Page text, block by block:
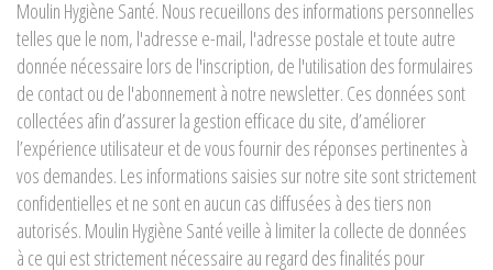
Moulin Hygiène Santé. Nous recueillons des informations personnelles
telles que le nom, l'adresse e-mail, l'adresse postale et toute autre
donnée nécessaire lors de l'inscription, de l'utilisation des formulaires
de contact ou de l'abonnement à notre newsletter. Ces données sont
collectées afin d’assurer la gestion efficace du site, d’améliorer
l’expérience utilisateur et de vous fournir des réponses pertinentes à
vos demandes. Les informations saisies sur notre site sont strictement
confidentielles et ne sont en aucun cas diffusées à des tiers non
autorisés. Moulin Hygiène Santé veille à limiter la collecte de données
à ce qui est strictement nécessaire au regard des finalités pour